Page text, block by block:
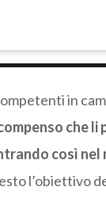
in
che li
così nel
l’obiettivo